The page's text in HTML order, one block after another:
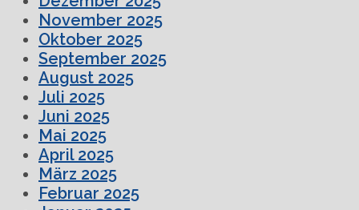
November 2025
Oktober 2025
September 2025
August 2025
Juli 2025
Juni 2025
Mai 2025
April 2025
März 2025
Februar 2025